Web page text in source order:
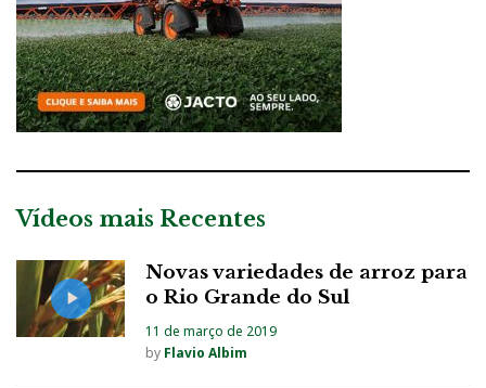
Vídeos mais Recentes
Novas variedades de arroz para
o Rio Grande do Sul
11 de março de 2019
by Flavio Albim